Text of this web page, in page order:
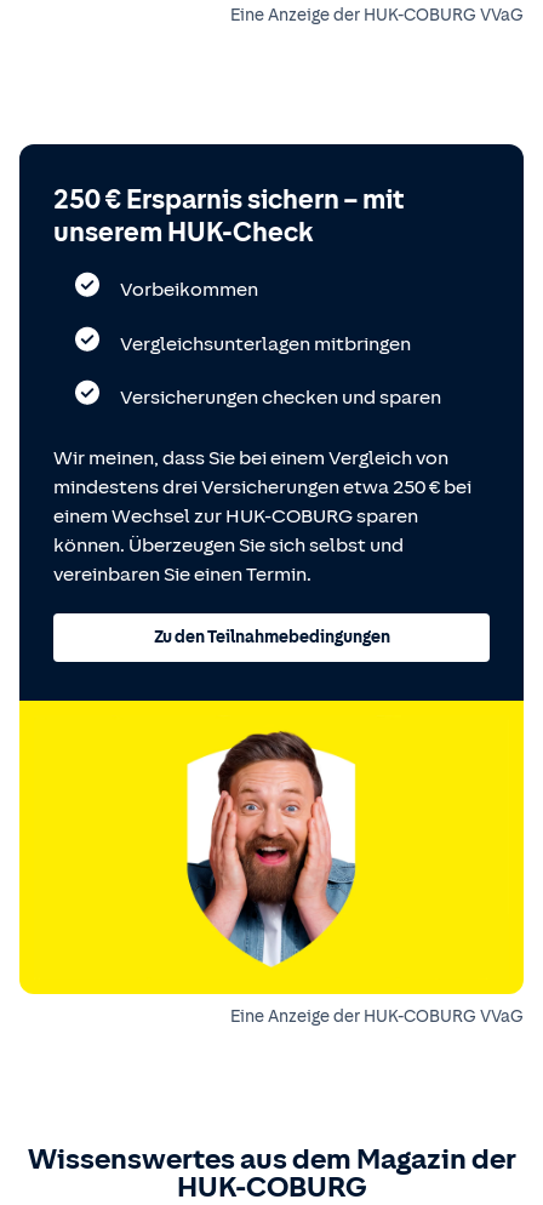
Eine Anzeige der HUK-COBURG VVaG
250 € Ersparnis sichern – mit
unserem HUK-Check
Vorbeikommen
Vergleichsunterlagen mitbringen
Versicherungen checken und sparen
Wir meinen, dass Sie bei einem Vergleich von
mindestens drei Versicherungen etwa 250 € bei
einem Wechsel zur HUK-COBURG sparen
können. Überzeugen Sie sich selbst und
vereinbaren Sie einen Termin.
Zu den Teilnahmebedingungen
Eine Anzeige der HUK-COBURG VVaG
Wissenswertes aus dem Magazin der
HUK-COBURG